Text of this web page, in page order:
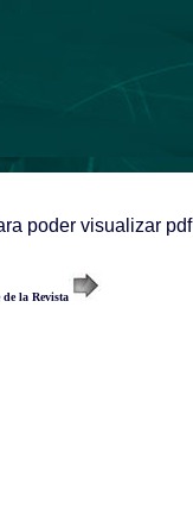
poder visualizar pdf
la Revista